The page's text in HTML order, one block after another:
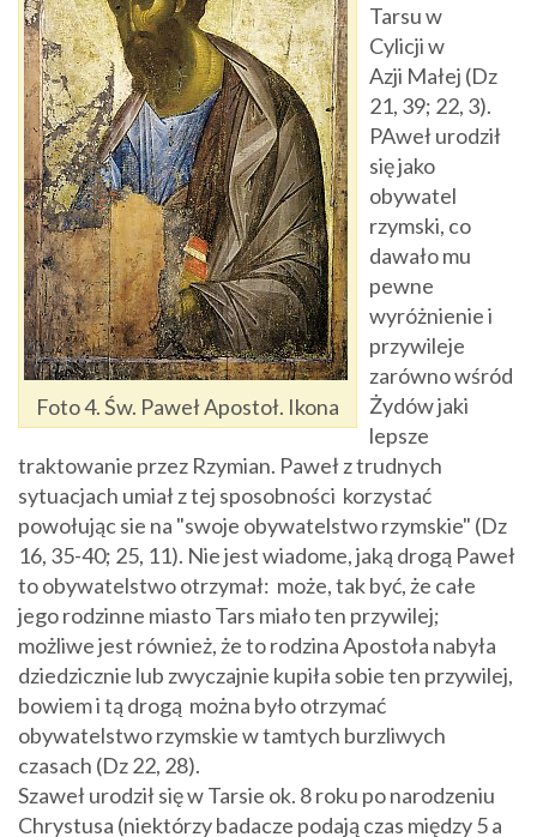
Foto 4. Św. Paweł Apostoł. Ikona
Tarsu w
Cylicji w
Azji Małej (Dz
21, 39; 22, 3).
PAweł urodził
się jako
obywatel
rzymski, co
dawało mu
pewne
wyróżnienie i
przywileje
zarówno wśród
Żydów jaki
lepsze
traktowanie przez Rzymian. Paweł z trudnych
sytuacjach umiał z tej sposobności korzystać
powołując sie na "swoje obywatelstwo rzymskie" (Dz
16, 35-40; 25, 11). Nie jest wiadome, jaką drogą Paweł
to obywatelstwo otrzymał: może, tak być, że całe
jego rodzinne miasto Tars miało ten przywilej;
możliwe jest również, że to rodzina Apostoła nabyła
dziedzicznie lub zwyczajnie kupiła sobie ten przywilej,
bowiem i tą drogą można było otrzymać
obywatelstwo rzymskie w tamtych burzliwych
czasach (Dz 22, 28).
Szaweł urodził się w Tarsie ok. 8 roku po narodzeniu
Chrystusa (niektórzy badacze podają czas między 5 a